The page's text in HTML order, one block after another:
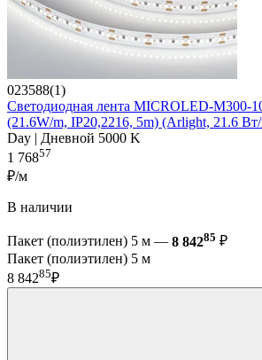
023588(1)
Светодиодная лента MICROLED-M300-
(21.6W/m, IP20,2216, 5m) (Arlight, 21.6
Day | Дневной 5000 K
1 76857
₽/м
В наличии
Пакет (полиэтилен) 5 м — 8 84285 ₽
Пакет (полиэтилен) 5 м
8 84285₽